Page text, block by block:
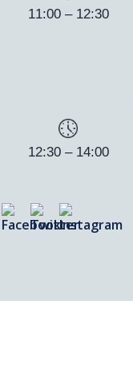
11:00 – 12:30
12:30 – 14:00